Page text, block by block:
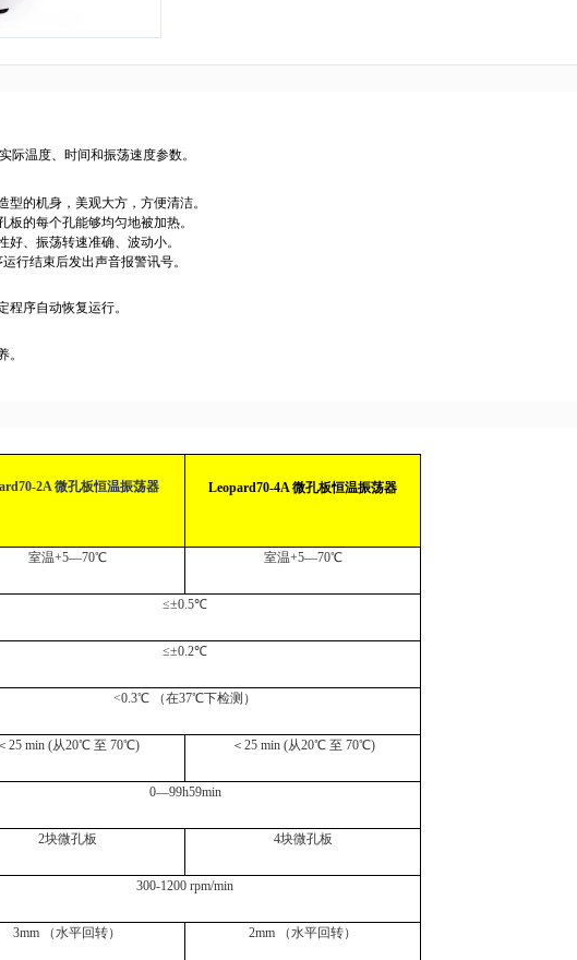
际温度、时间和振荡速度参数。
的机身，美观大方，方便清洁。
的每个孔能够均匀地被加热。
、振荡转速准确、波动小。
行结束后发出声音报警讯号。
程序自动恢复运行。
。
2A微孔板恒温振荡器 Leopard70-4A微孔板恒温振荡器
室温+5—70℃ 室温+5—70℃
≤±0.5℃
≤±0.2℃
<0.3℃ （在37℃下检测）
＜ 25 min (从20℃ 至 70℃) ＜ 25 min (从20℃ 至 70℃)
0—99h59min
2块微孔板 4块微孔板
300-1200 rpm/min
3mm （水平回转） 2mm （水平回转）